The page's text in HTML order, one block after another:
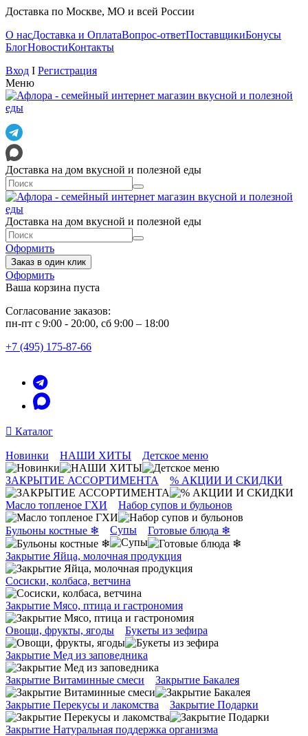
Доставка по Москве, МО и всей России
О насДоставка и ОплатаВопрос-ответПоставщикиБонусы
БлогНовостиКонтакты
Вход I Регистрация
Меню
Доставка на дом вкусной и полезной еды
Доставка на дом вкусной и полезной еды
Оформить
Заказ в один клик
Оформить
Ваша корзина пуста
Согласование заказов:
пн-пт с 9:00 - 20:00, сб 9:00 – 18:00
+7 (495) 175-87-66
Каталог
Новинки НАШИ ХИТЫ Детское меню
ЗАКРЫТИЕ АССОРТИМЕНТА % АКЦИИ И СКИДКИ
Масло топленое ГХИ Набор супов и бульонов
Бульоны костные ❄ Супы Готовые блюда ❄
Закрытие Яйца, молочная продукция
Сосиски, колбаса, ветчина
Закрытие Мясо, птица и гастрономия
Овощи, фрукты, ягоды Букеты из зефира
Закрытие Мед из заповедника
Закрытие Витаминные смеси Закрытие Бакалея
Закрытие Перекусы и лакомства Закрытие Подарки
Закрытие Натуральная поддержка организма